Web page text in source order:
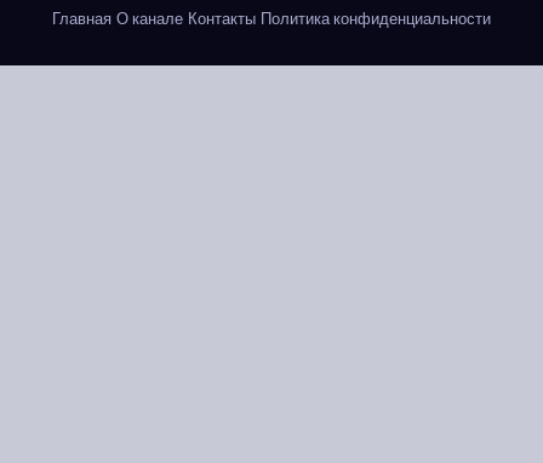
Главная О канале Контакты Политика конфиденциальности